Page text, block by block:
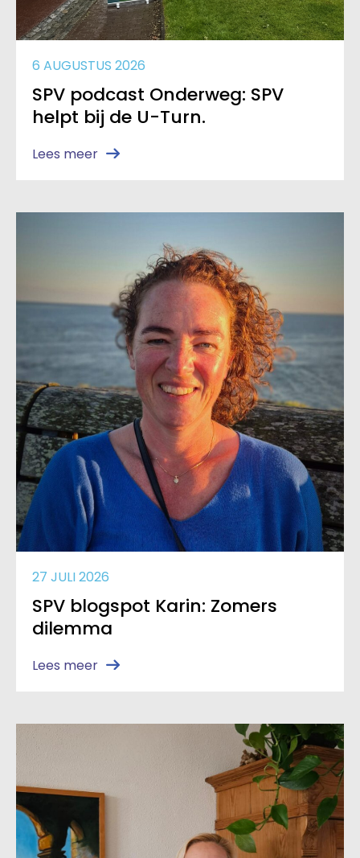
6 AUGUSTUS 2026
SPV podcast Onderweg: SPV
helpt bij de U-Turn.
Lees meer
27 JULI 2026
SPV blogspot Karin: Zomers
dilemma
Lees meer